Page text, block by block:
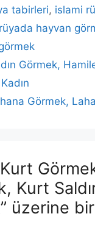
tabirleri, islami
rüyada hayvan
Görmek,
Görmek,
Kurt
üzerine